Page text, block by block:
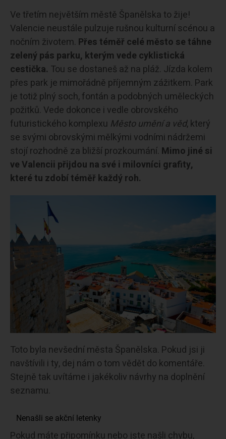
Ve třetím největším městě Španělska to žije!
Valencie neustále pulzuje rušnou kulturní scénou a
nočním životem. Přes téměř celé město se táhne
zelený pás parku, kterým vede cyklistická
cestička. Tou se dostaneš až na pláž. Jízda kolem
přes park je mimořádně příjemným zážitkem. Park
je totiž plný soch, fontán a podobných uměleckých
požitků. Vede dokonce i vedle obrovského
futuristického komplexu Město umění a věd, který
se svými obrovskými mělkými vodními nádržemi
stojí rozhodně za bližší prozkoumání. Mimo jiné si
ve Valencii přijdou na své i milovníci grafity,
které tu zdobí téměř každý roh.
Toto byla nevšední města Španělska. Pokud jsi ji
navštívili i ty, dej nám o tom vědět do komentáře.
Stejně tak uvítáme i jakékoliv návrhy na doplnění
seznamu.
Pokud máte připomínku nebo jste našli chybu,